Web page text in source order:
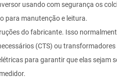
usando com segurança os
para manutenção e leitura.
do fabricante. Isso
(CTS) ou transformadores
para garantir que elas sejam